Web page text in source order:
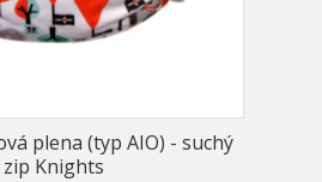
plena (typ AIO) - suchý
zip Knights